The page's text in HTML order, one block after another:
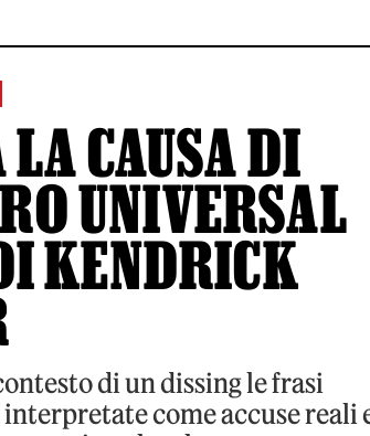
CAUSA DI
UNIVERSAL
KENDRICK
di un dissing le frasi
come accuse reali